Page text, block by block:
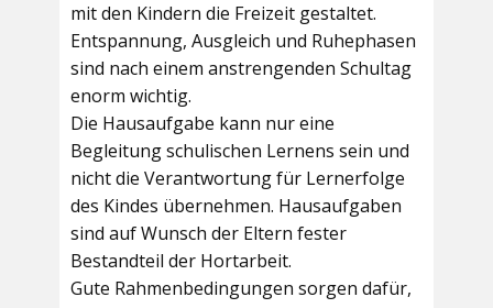
mit den Kindern die Freizeit gestaltet.
Entspannung, Ausgleich und Ruhephasen
sind nach einem anstrengenden Schultag
enorm wichtig.
Die Hausaufgabe kann nur eine
Begleitung schulischen Lernens sein und
nicht die Verantwortung für Lernerfolge
des Kindes übernehmen. Hausaufgaben
sind auf Wunsch der Eltern fester
Bestandteil der Hortarbeit.
Gute Rahmenbedingungen sorgen dafür,